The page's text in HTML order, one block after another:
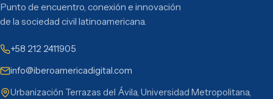
Punto de encuentro, conexión e innovación
de la sociedad civil latinoamericana.
+58 212 2411905
info@iberoamericadigital.com
Urbanización Terrazas del Ávila, Universidad Metropolitana,